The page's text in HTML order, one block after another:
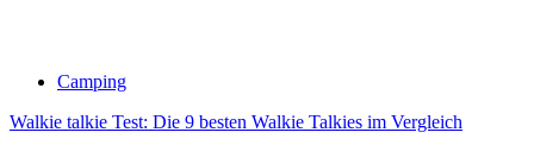
Camping
Walkie talkie Test: Die 9 besten Walkie Talkies im Vergleich